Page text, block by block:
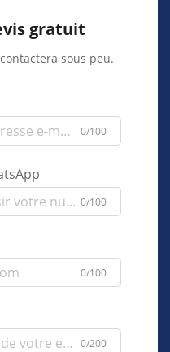
gratuit
sous peu.
0/100
0/100
0/100
0/200